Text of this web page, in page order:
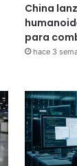
China
para
hace 3